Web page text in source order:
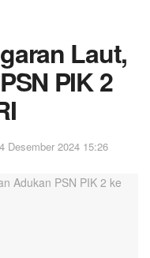
Laut,
PIK 2
Desember 2024 15:26